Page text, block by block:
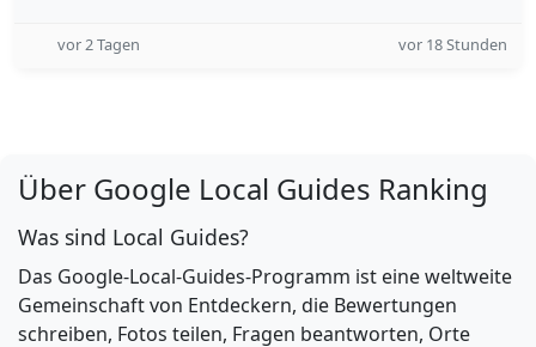
vor 2 Tagen vor 18 Stunden
Über Google Local Guides Ranking
Was sind Local Guides?
Das Google-Local-Guides-Programm ist eine weltweite
Gemeinschaft von Entdeckern, die Bewertungen
schreiben, Fotos teilen, Fragen beantworten, Orte